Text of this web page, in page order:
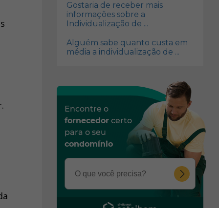
Gostaria de receber mais
informações sobre a
Individualização de ...
Alguém sabe quanto custa em
média a individualização de ...
Encontre o
fornecedor certo
para o seu
condomínio